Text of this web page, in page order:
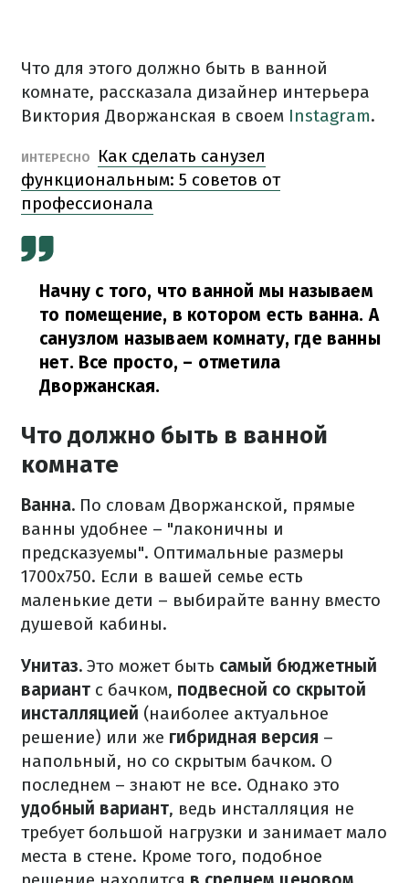
Что для этого должно быть в ванной
комнате, рассказала дизайнер интерьера
Виктория Дворжанская в своем Instagram.
ИНТЕРЕСНО
Как сделать санузел
функциональным: 5 советов от
профессионала
Начну с того, что ванной мы называем
то помещение, в котором есть ванна. А
санузлом называем комнату, где ванны
нет. Все просто, – отметила
Дворжанская.
Что должно быть в ванной
комнате
Ванна. По словам Дворжанской, прямые
ванны удобнее – "лаконичны и
предсказуемы". Оптимальные размеры
1700х750. Если в вашей семье есть
маленькие дети – выбирайте ванну вместо
душевой кабины.
Унитаз. Это может быть самый бюджетный
вариант с бачком, подвесной со скрытой
инсталляцией (наиболее актуальное
решение) или же гибридная версия –
напольный, но со скрытым бачком. О
последнем – знают не все. Однако это
удобный вариант, ведь инсталляция не
требует большой нагрузки и занимает мало
места в стене. Кроме того, подобное